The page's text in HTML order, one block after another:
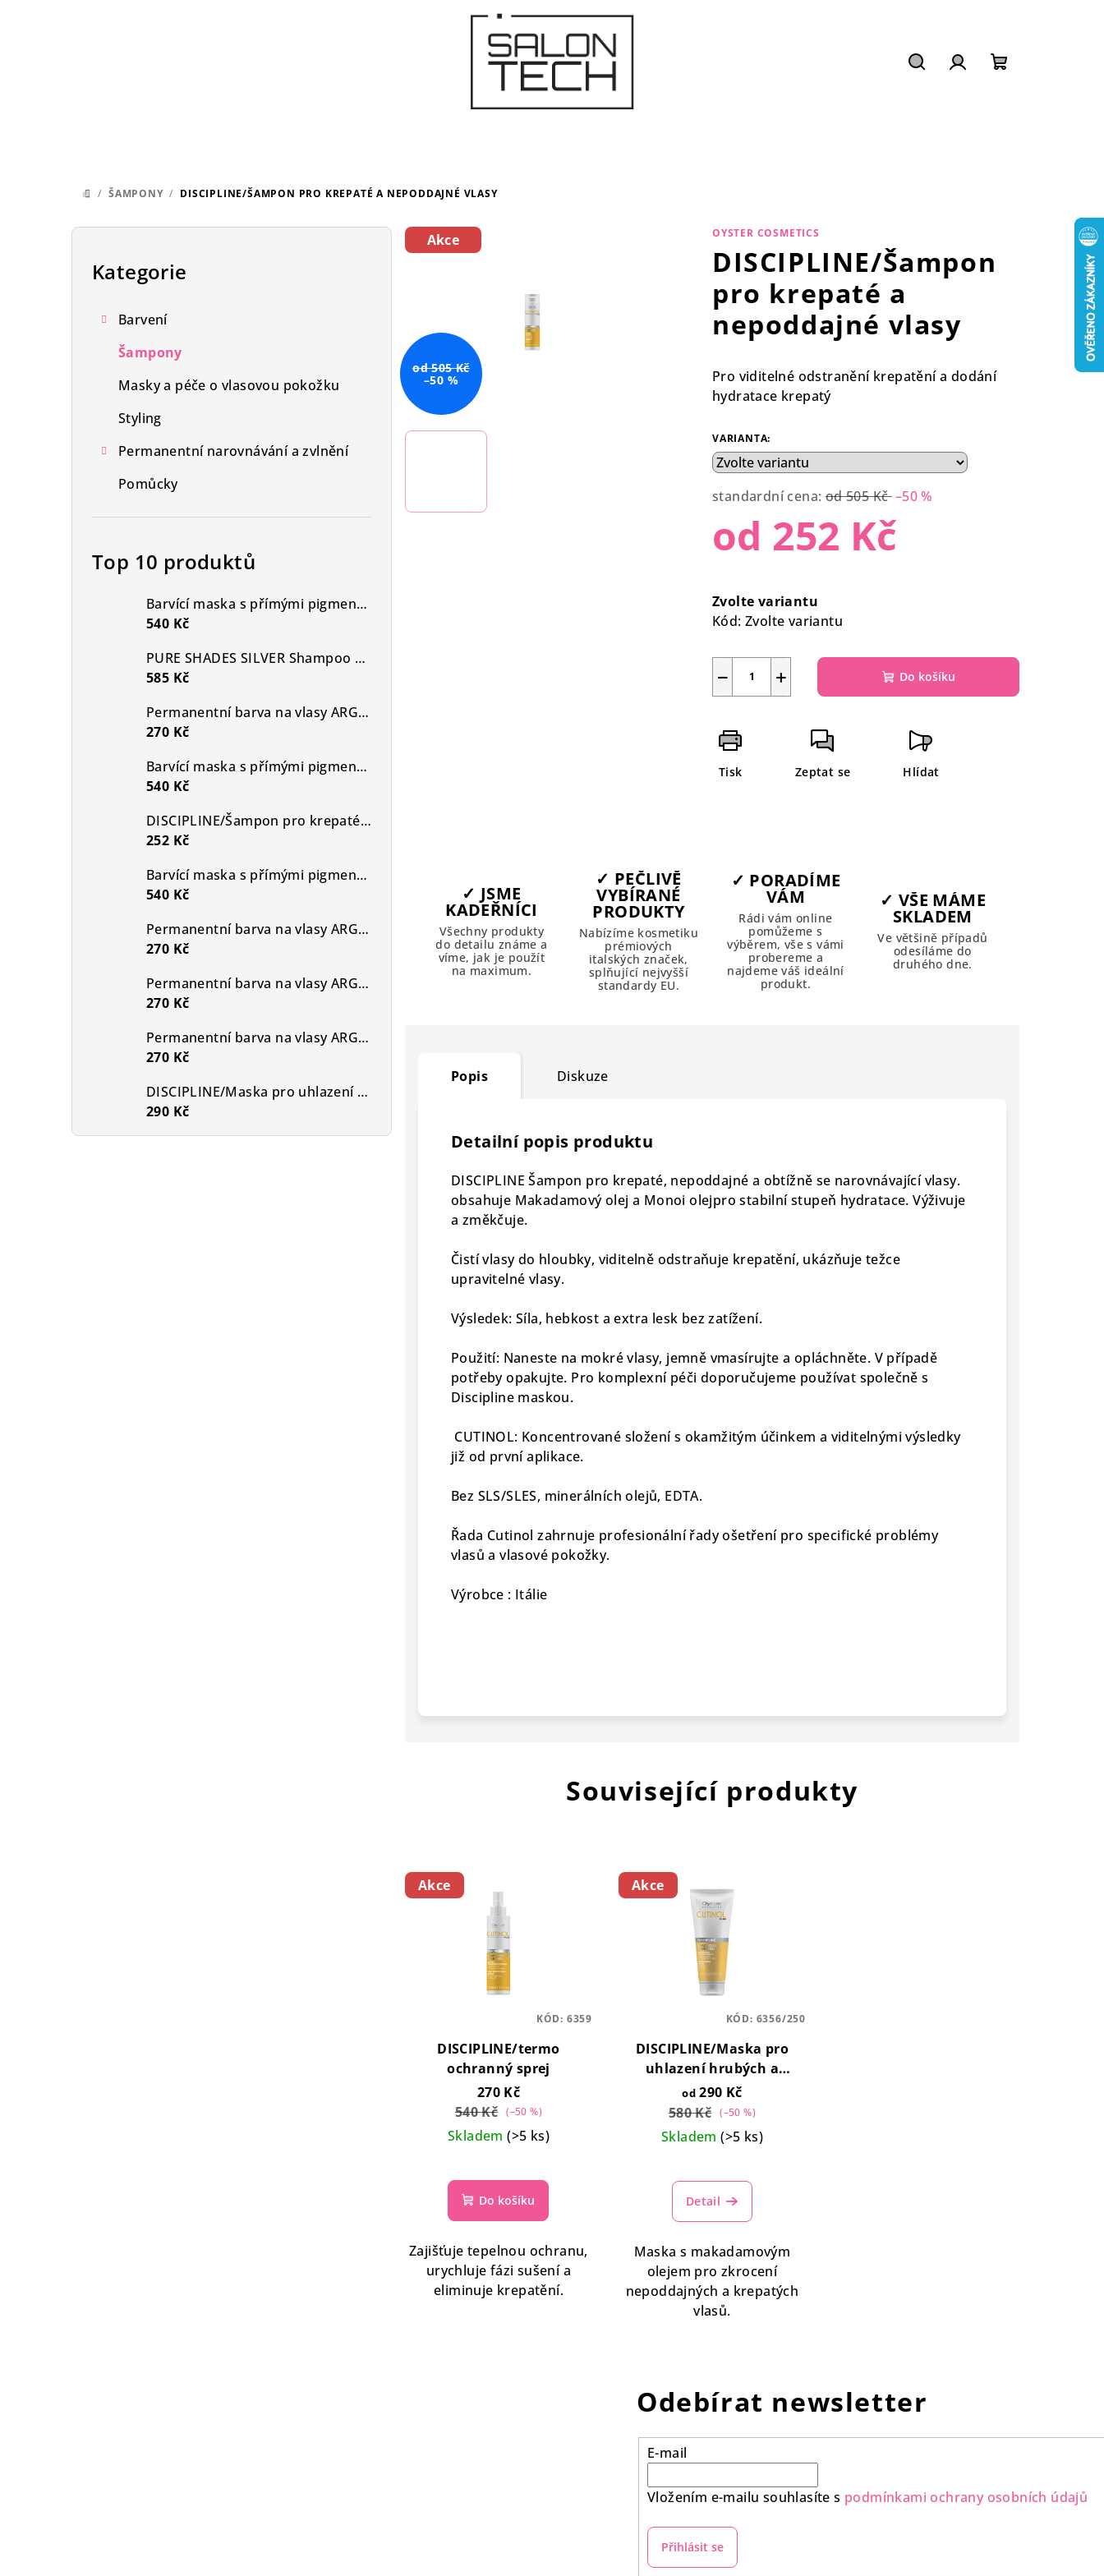
DOMŮ
/ ŠAMPONY / DISCIPLINE/ŠAMPON PRO KREPATÉ A NEPODDAJNÉ VLASY
P
Přeskočit
kategorie
Kategorie
Barvení
Šampony
Masky a péče o vlasovou pokožku
Styling
Permanentní narovnávání a zvlnění
Pomůcky
Top 10 produktů
Barvící maska s přímými pigmenty Pure Shades - Pearl Ash Blonde
540 Kč
PURE SHADES SILVER Shampoo – profesionální stříbrný šampon proti žlutým tónům pro blond, melírované a šedivé vlasy
585 Kč
Permanentní barva na vlasy ARGAN SILK COLOR 10.9, perleťově platinová blond
270 Kč
Barvící maska s přímými pigmenty Pure Shades -Grey Pearl Slate
540 Kč
DISCIPLINE/Šampon pro krepaté a nepoddajné vlasy
252 Kč
Barvící maska s přímými pigmenty Pure Shades -Moon Stone Cold Blonde
540 Kč
Permanentní barva na vlasy ARGAN SILK COLOR 8.0, Světlá blond
270 Kč
Permanentní barva na vlasy ARGAN SILK COLOR 6,0 Světle hnědá
270 Kč
Permanentní barva na vlasy ARGAN SILK COLOR 9,9, Velmi světlá perleťová blond
270 Kč
DISCIPLINE/Maska pro uhlazení hrubých a krepatých vlasů
290 Kč
OYSTER COSMETICS
DISCIPLINE/Šampon
pro krepaté a
nepoddajné vlasy
Pro viditelné odstranění krepatění a dodání
hydratace krepatý
VARIANTA:
standardní cena: od 505 Kč–50 %
od 252 Kč
cena:
Zvolte variantu
Kód: Zvolte variantu
+
− Do košíku
Tisk Zeptat se Hlídat
Akce
od 505 Kč
–50 %
✓ JSME
KADEŘNÍCI
Všechny produkty
do detailu známe a
víme, jak je použít
na maximum.
✓ PEČLIVĚ
VYBÍRANÉ
PRODUKTY
Nabízíme kosmetiku
prémiových
italských značek,
splňující nejvyšší
standardy EU.
✓ PORADÍME
VÁM
Rádi vám online
pomůžeme s
výběrem, vše s vámi
probereme a
najdeme váš ideální
produkt.
✓ VŠE MÁME
SKLADEM
Ve většině případů
odesíláme do
druhého dne.
Popis Diskuze
Detailní popis produktu
DISCIPLINE Šampon pro krepaté, nepoddajné a obtížně se narovnávající vlasy.
obsahuje Makadamový olej a Monoi olejpro stabilní stupeň hydratace. Výživuje
a změkčuje.
Čistí vlasy do hloubky, viditelně odstraňuje krepatění, ukázňuje težce
upravitelné vlasy.
Výsledek: Síla, hebkost a extra lesk bez zatížení.
Použití: Naneste na mokré vlasy, jemně vmasírujte a opláchněte. V případě
potřeby opakujte. Pro komplexní péči doporučujeme používat společně s
Discipline maskou.
CUTINOL: Koncentrované složení s okamžitým účinkem a viditelnými výsledky
již od první aplikace.
Bez SLS/SLES, minerálních olejů, EDTA.
Řada Cutinol zahrnuje profesionální řady ošetření pro specifické problémy
vlasů a vlasové pokožky.
Výrobce : Itálie
Související produkty
Akce
DISCIPLINE/termo
ochranný sprej
270 Kč
540 Kč (–50 %)
Skladem(>5 ks)
Do košíku
Zajišťuje tepelnou ochranu,
urychluje fázi sušení a
eliminuje krepatění.
KÓD: 6359
Akce
DISCIPLINE/Maska pro
uhlazení hrubých a
krepatých vlasů
od290 Kč
580 Kč (–50 %)
Skladem(>5 ks)
Detail
Maska s makadamovým
olejem pro zkrocení
nepoddajných a krepatých
vlasů.
KÓD: 6356/250
Odebírat newsletter
E-mail
Vložením e-mailu souhlasíte s podmínkami ochrany osobních údajů
Přihlásit se